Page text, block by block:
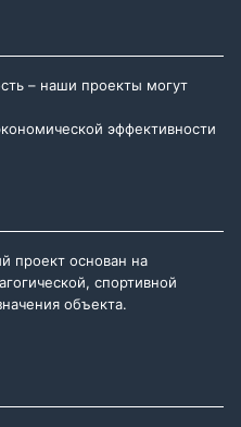
– наши проекты могут
эффективности
проект основан на
спортивной
объекта.